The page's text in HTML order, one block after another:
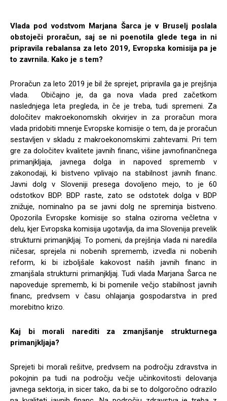
Vlada pod vodstvom Marjana Šarca je v Bruselj poslala
obstoječi proračun, saj se ni poenotila glede tega in ni
pripravila rebalansa za leto 2019, Evropska komisija pa je
to zavrnila. Kako je s tem?
Proračun za leto 2019 je bil že sprejet, pripravila ga je prejšnja
vlada. Običajno je, da ga nova vlada pred začetkom
naslednjega leta pregleda, in če je treba, tudi spremeni. Za
določitev makroekonomskih okvirjev in za proračun mora
vlada pridobiti mnenje Evropske komisije o tem, da je proračun
sestavljen v skladu z makroekonomskimi zahtevami. Pri tem
gre za določitev kvalitete javnih financ, višine javnofinančnega
primanjkljaja, javnega dolga in napoved sprememb v
zakonodaji, ki bistveno vplivajo na stabilnost javnih financ.
Javni dolg v Sloveniji presega dovoljeno mejo, to je 60
odstotkov BDP. BDP raste, zato se odstotek dolga v BDP
znižuje, nominalno pa se javni dolg ne spreminja bistveno.
Opozorila Evropske komisije so stalna oziroma večletna v
delu, kjer Evropska komisija ugotavlja, da ima Slovenija prevelik
strukturni primanjkljaj. To pomeni, da prejšnja vlada ni naredila
ničesar, sprejela ni nobenih sprememb, izvedla ni nobenih
reform, ki bi izboljšale kakovost naših javnih financ in
zmanjšala strukturni primanjkljaj. Tudi vlada Marjana Šarca ne
napoveduje sprememb, ki bi pomenile večjo stabilnost javnih
financ, predvsem v času ohlajanja gospodarstva in pred
morebitno krizo.
Kaj bi morali narediti za zmanjšanje strukturnega
primanjkljaja?
Sprejeti bi morali rešitve, predvsem na področju zdravstva in
pokojnin pa tudi na področju večje učinkovitosti delovanja
javnega sektorja, in sicer tako, da bi se to dolgoročno odrazilo